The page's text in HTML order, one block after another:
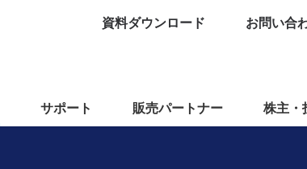
資料ダウンロード お問い合
サポート 販売パートナー 株主・